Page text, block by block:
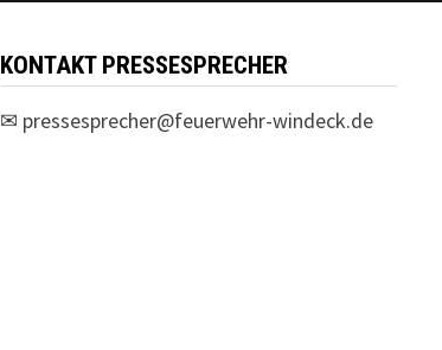
KONTAKT PRESSESPRECHER
✉ pressesprecher@feuerwehr-windeck.de